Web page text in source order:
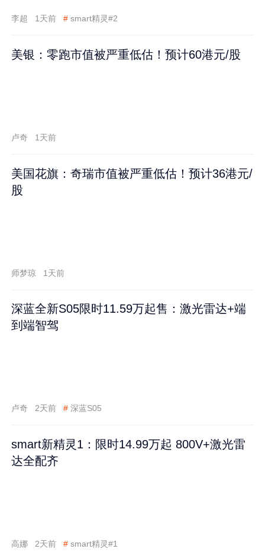
李超 1天前 # smart精灵#2
美银：零跑市值被严重低估！预计60港元/股
卢奇 1天前
美国花旗：奇瑞市值被严重低估！预计36港元/
股
师梦琼 1天前
深蓝全新S05限时11.59万起售：激光雷达+端
到端智驾
卢奇 2天前 # 深蓝S05
smart新精灵1：限时14.99万起 800V+激光雷
达全配齐
高娜 2天前 # smart精灵#1